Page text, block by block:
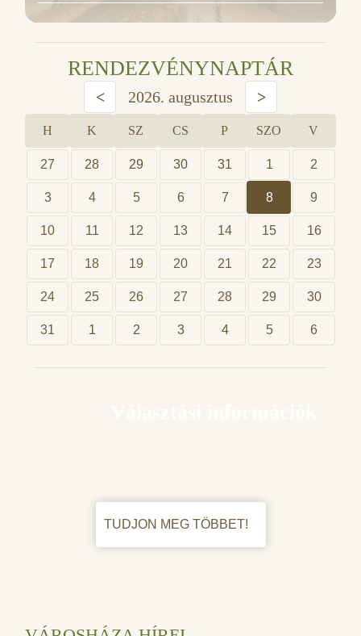
RENDEZVÉNYNAPTÁR
< 2026. augusztus >
H K SZ CS P SZO V
27 28 29 30 31 1 2
3 4 5 6 7 8 9
10 11 12 13 14 15 16
17 18 19 20 21 22 23
24 25 26 27 28 29 30
31 1 2 3 4 5 6
TUDJON MEG TÖBBET!